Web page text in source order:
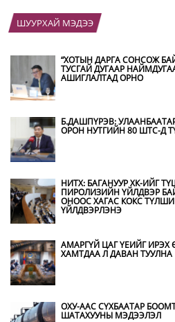
ШУУРХАЙ МЭДЭЭ
“ХОТЫН ДАРГА СОНСОЖ
ТУСГАЙ ДУГААР
АШИГЛАЛТАД ОРНО
Б.ДАШПҮРЭВ:
ОРОН НУТГИЙН 80 ШТС-Д
НИТХ: БАГАНУУР ХК-ИЙГ
ПИРОЛИЗИЙН ҮЙЛДВЭР
ОНООС ХАГАС КОКС
ҮЙЛДВЭРЛЭНЭ
АМАРГҮЙ ЦАГ ҮЕИЙГ ИРЭХ
ХАМТДАА Л ДАВАН ТУУЛНА
ОХУ-ААС СҮХБААТАР
ШАТАХУУНЫ МЭДЭЭЛЭЛ